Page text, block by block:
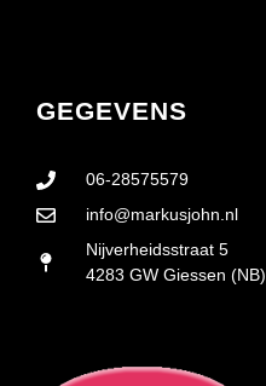
GEGEVENS
06-28575579
info@markusjohn.nl
Nijverheidsstraat 5
4283 GW Giessen (NB)